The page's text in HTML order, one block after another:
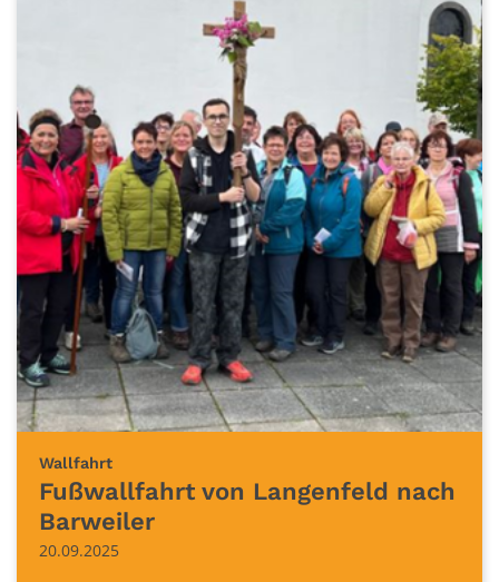
Wallfahrt:
Fußwallfahrt von Langenfeld nach
Barweiler
20.09.2025